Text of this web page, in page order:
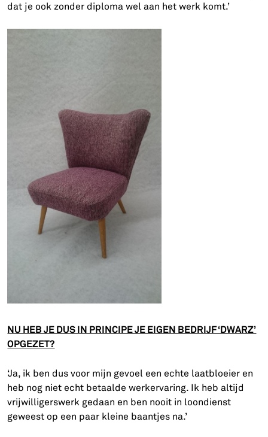
dat je ook zonder diploma wel aan het werk komt.’
NU HEB JE DUS IN PRINCIPE JE EIGEN BEDRIJF ‘DWARZ’
OPGEZET?
‘Ja, ik ben dus voor mijn gevoel een echte laatbloeier en
heb nog niet echt betaalde werkervaring. Ik heb altijd
vrijwilligerswerk gedaan en ben nooit in loondienst
geweest op een paar kleine baantjes na.’